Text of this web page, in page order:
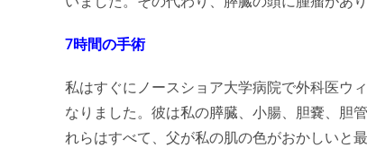
7時間の手術
私はすぐにノースショア大学病院で外科医ウ
なりました。彼は私の膵臓、小腸、胆嚢、胆
れらはすべて、父が私の肌の色がおかしいと